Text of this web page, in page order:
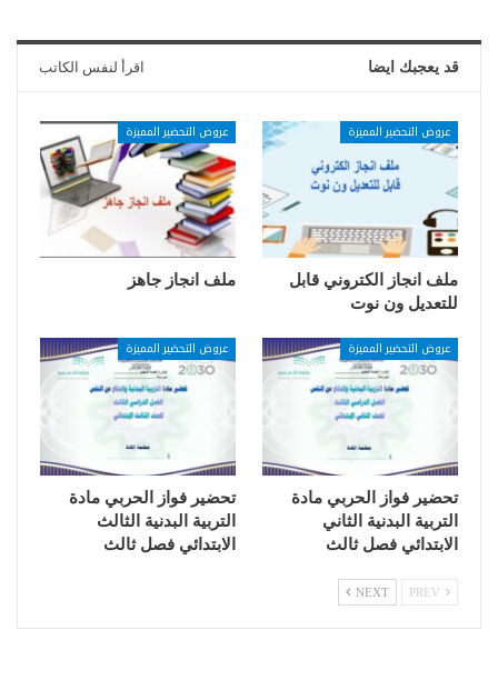
قد يعجبك ايضا اقرأ لنفس الكاتب
عروض التحضير المميزة
ملف انجاز الكتروني قابل
للتعديل ون نوت
عروض التحضير المميزة
ملف انجاز جاهز
عروض التحضير المميزة
تحضير فواز الحربي مادة
التربية البدنية الثاني
الابتدائي فصل ثالث
عروض التحضير المميزة
تحضير فواز الحربي مادة
التربية البدنية الثالث
الابتدائي فصل ثالث
NEXT